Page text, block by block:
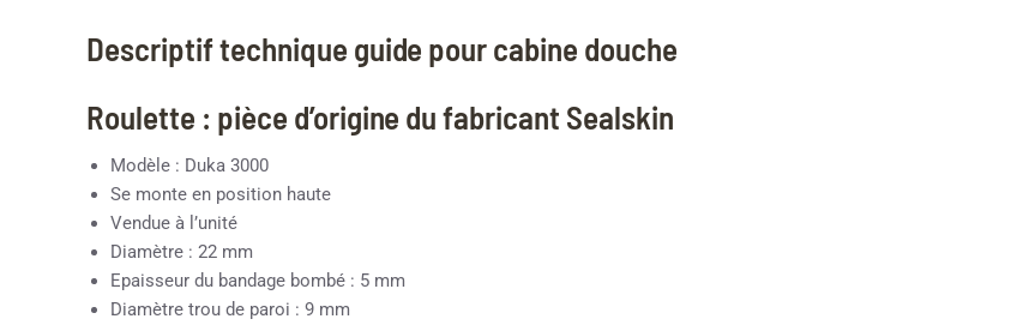
Descriptif technique guide pour cabine douche
Roulette : pièce d’origine du fabricant Sealskin
Modèle : Duka 3000
Se monte en position haute
Vendue à l’unité
Diamètre : 22 mm
Epaisseur du bandage bombé : 5 mm
Diamètre trou de paroi : 9 mm